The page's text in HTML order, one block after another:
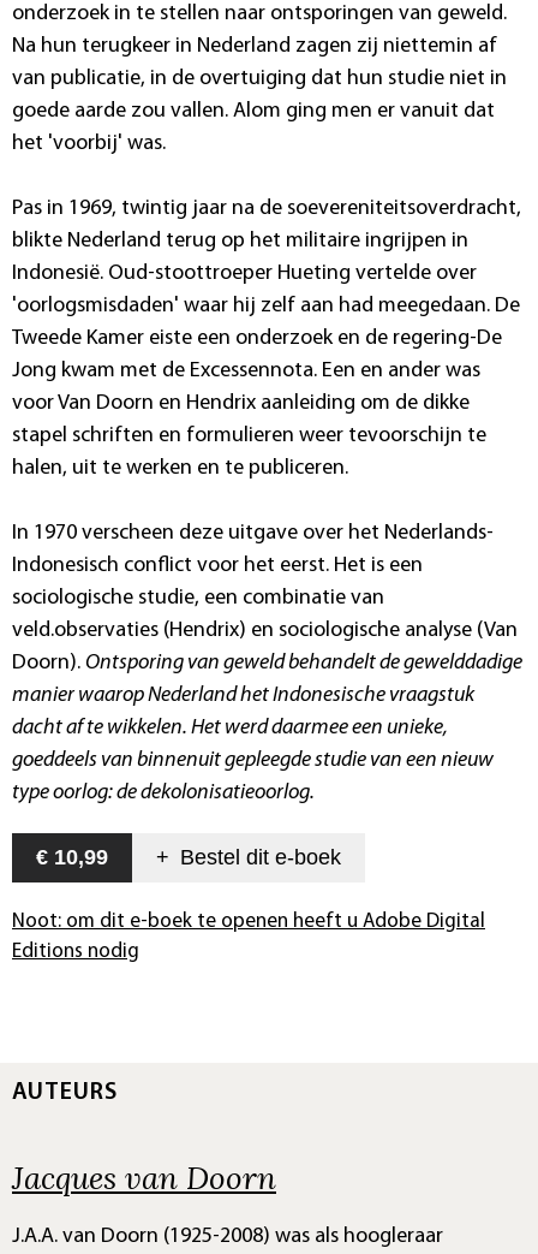
onderzoek in te stellen naar ontsporingen van geweld.
Na hun terugkeer in Nederland zagen zij niettemin af
van publicatie, in de overtuiging dat hun studie niet in
goede aarde zou vallen. Alom ging men er vanuit dat
het 'voorbij' was.
Pas in 1969, twintig jaar na de soevereniteitsoverdracht,
blikte Nederland terug op het militaire ingrijpen in
Indonesië. Oud-stoottroeper Hueting vertelde over
'oorlogsmisdaden' waar hij zelf aan had meegedaan. De
Tweede Kamer eiste een onderzoek en de regering-De
Jong kwam met de Excessennota. Een en ander was
voor Van Doorn en Hendrix aanleiding om de dikke
stapel schriften en formulieren weer tevoorschijn te
halen, uit te werken en te publiceren.
In 1970 verscheen deze uitgave over het Nederlands-
Indonesisch conflict voor het eerst. Het is een
sociologische studie, een combinatie van
veld.observaties (Hendrix) en sociologische analyse (Van
Doorn). Ontsporing van geweldbehandelt de gewelddadige
manier waarop Nederland het Indonesische vraagstuk
dacht af te wikkelen. Het werd daarmee een unieke,
goeddeels van binnenuit gepleegde studie van een nieuw
type oorlog: de dekolonisatieoorlog.
€ 10,99 + Bestel dit e-boek
Noot: om dit e-boek te openen heeft u Adobe Digital
Editions nodig
AUTEURS
Jacques van Doorn
J.A.A. van Doorn (1925-2008) was als hoogleraar